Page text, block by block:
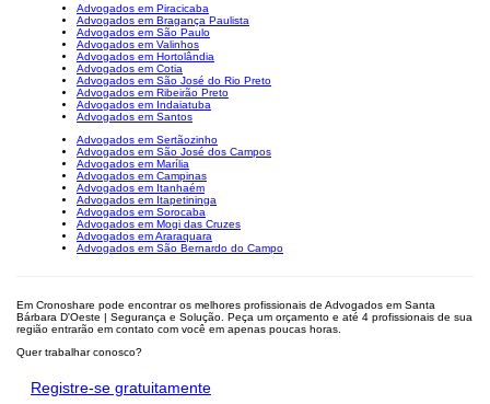
Advogados em Piracicaba
Advogados em Bragança Paulista
Advogados em São Paulo
Advogados em Valinhos
Advogados em Hortolândia
Advogados em Cotia
Advogados em São José do Rio Preto
Advogados em Ribeirão Preto
Advogados em Indaiatuba
Advogados em Santos
Advogados em Sertãozinho
Advogados em São José dos Campos
Advogados em Marília
Advogados em Campinas
Advogados em Itanhaém
Advogados em Itapetininga
Advogados em Sorocaba
Advogados em Mogi das Cruzes
Advogados em Araraquara
Advogados em São Bernardo do Campo
Em Cronoshare pode encontrar os melhores profissionais de Advogados em Santa
Bárbara D'Oeste | Segurança e Solução. Peça um orçamento e até 4 profissionais de sua
região entrarão em contato com você em apenas poucas horas.
Quer trabalhar conosco?
Registre-se gratuitamente